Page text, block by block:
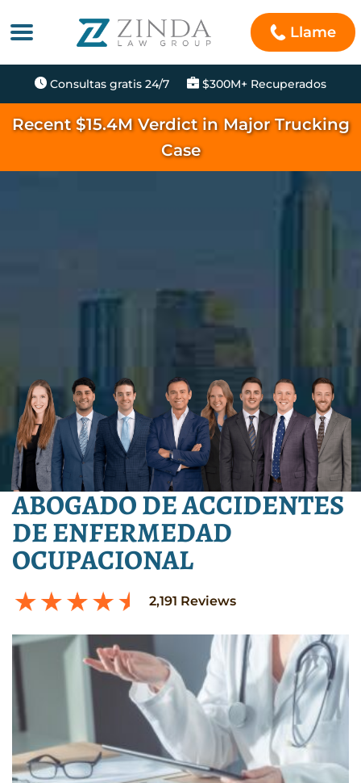
Llame
Consultas gratis 24/7 $300M+ Recuperados
Recent $15.4M Verdict in Major Trucking
Case
ABOGADO DE ACCIDENTES
DE ENFERMEDAD
OCUPACIONAL
2,191 Reviews